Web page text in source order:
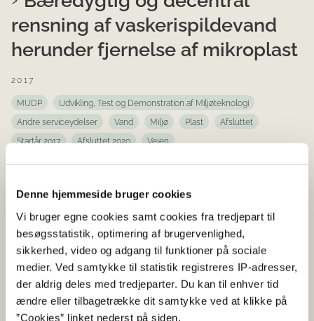
Denne hjemmeside bruger cookies
Vi bruger egne cookies samt cookies fra tredjepart til
besøgsstatistik, optimering af brugervenlighed,
sikkerhed, video og adgang til funktioner på sociale
medier. Ved samtykke til statistik registreres IP-adresser,
der aldrig deles med tredjeparter. Du kan til enhver tid
ændre eller tilbagetrække dit samtykke ved at klikke på
”Cookies” linket nederst på siden.
rensning af vaskerispildevand
herunder fjernelse af mikroplast
2017
MUDP
Udvikling, Test og Demonstration af Miljøteknologi
Andre serviceydelser
Vand Miljø Plast
Afsluttet
Startår 2017
Afsluttet 2020 Vejen
Målet er at fjerne 80% af mikroplastfibrene over 10 µm,
vaskerispildevand ved at videreudvikle
båndfilterteknologien.
Vandingssymbiosen - lokal
genanvendelse af vand til
markvanding